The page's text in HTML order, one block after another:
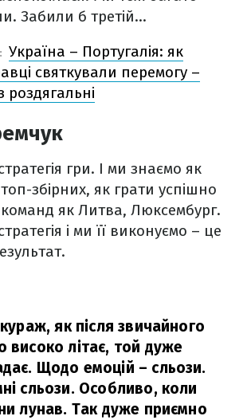
Забили б третій...
Україна – Португалія: як
святкували перемогу –
роздягальні
гри. І ми знаємо як
збірних, як грати успішно
як Литва, Люксембург.
і ми її виконуємо – це
як після звичайного
високо літає, той дуже
Щодо емоцій – сльози.
сльози. Особливо, коли
лунав. Так дуже приємно